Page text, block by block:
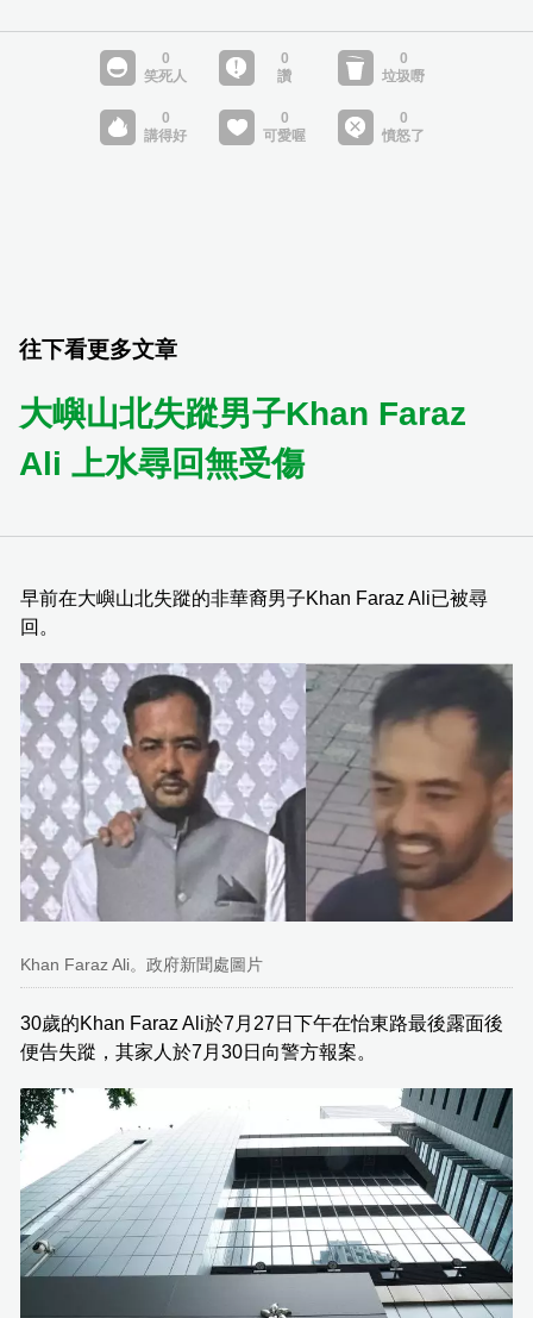
往下看更多文章
大嶼山北失蹤男子Khan Faraz
Ali 上水尋回無受傷
早前在大嶼山北失蹤的非華裔男子Khan Faraz Ali已被尋
回。
Khan Faraz Ali。政府新聞處圖片
30歲的Khan Faraz Ali於7月27日下午在怡東路最後露面後
便告失蹤，其家人於7月30日向警方報案。